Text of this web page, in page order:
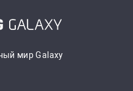
мир Galaxy